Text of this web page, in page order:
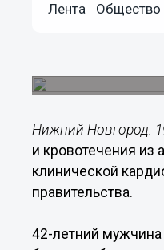
Лента Общество
Хирурги
Нижний Новгород.
и кровотечения из
клинической
правительства.
42-летний